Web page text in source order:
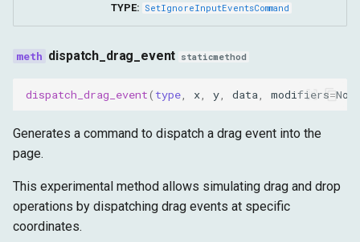
TYPE: SetIgnoreInputEventsCommand
dispatch_drag_event staticmethod
dispatch_drag_event( type x y data modifiers=
Generates a command to dispatch a drag event into the
page.
This experimental method allows simulating drag and drop
operations by dispatching drag events at specific
coordinates.